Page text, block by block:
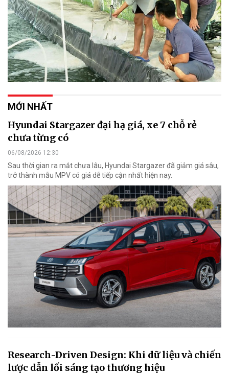
MỚI NHẤT
Hyundai Stargazer đại hạ giá, xe 7 chỗ rẻ
chưa từng có
06/08/2026 12:30
Sau thời gian ra mắt chưa lâu, Hyundai Stargazer đã giảm giá sâu,
trở thành mẫu MPV có giá dễ tiếp cận nhất hiện nay.
Research-Driven Design: Khi dữ liệu và chiến
lược dẫn lối sáng tạo thương hiệu